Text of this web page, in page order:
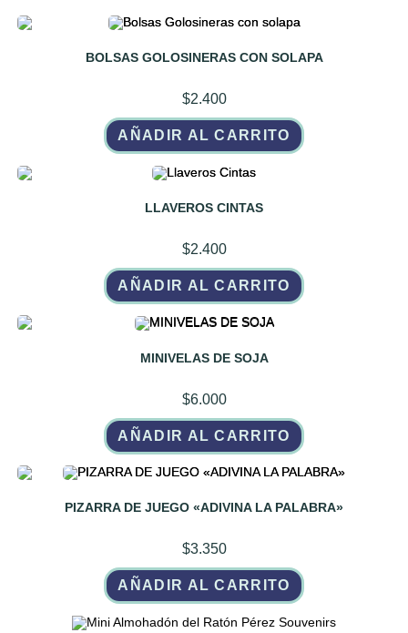
BOLSAS GOLOSINERAS CON SOLAPA
$2.400
AÑADIR AL CARRITO
LLAVEROS CINTAS
$2.400
AÑADIR AL CARRITO
MINIVELAS DE SOJA
$6.000
AÑADIR AL CARRITO
PIZARRA DE JUEGO «ADIVINA LA PALABRA»
$3.350
AÑADIR AL CARRITO